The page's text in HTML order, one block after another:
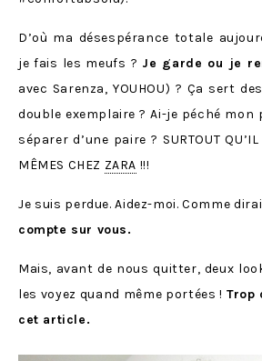
D’où ma désespérance totale
je fais les meufs ? Je garde ou je
avec Sarenza, YOUHOU) ? Ça sert
double exemplaire ? Ai-je péché mon
séparer d’une paire ? SURTOUT QU’IL
MÊMES CHEZ ZARA !!!
Je suis perdue. Aidez-moi. Comme
compte sur vous.
Mais, avant de nous quitter, deux
les voyez quand même portées ! Trop
cet article.